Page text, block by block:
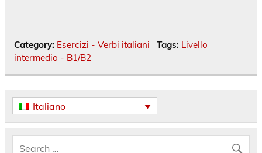
Category: Esercizi - Verbi italiani Tags: Livello
intermedio - B1/B2
Italiano